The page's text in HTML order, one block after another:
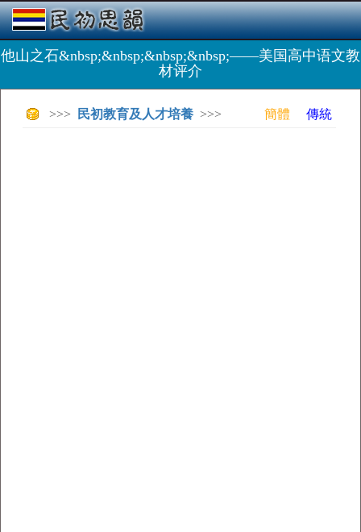
他山之石&nbsp;&nbsp;&nbsp;&nbsp;——美国高中语文教
材评介
>>> 民初教育及人才培養 >>> 簡體 傳統